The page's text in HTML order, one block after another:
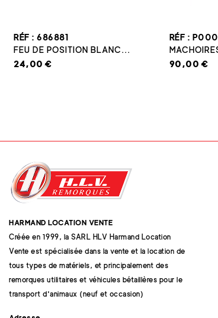
RÉF : 686881
FEU DE POSITION BLANC...
24,00 €
RÉF :
90,00 €
HARMAND LOCATION VENTE
Créée en 1999, la SARL HLV Harmand Location
Vente est spécialisée dans la vente et la location de
tous types de matériels, et principalement des
remorques utilitaires et véhicules bétaillères pour le
transport d'animaux (neuf et occasion)